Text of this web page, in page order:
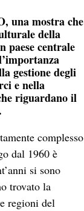
una mostra che
della
paese centrale
gestione degli
e nella
riguardano il
complesso
dal 1960 è
si sono
trovato la
regioni del